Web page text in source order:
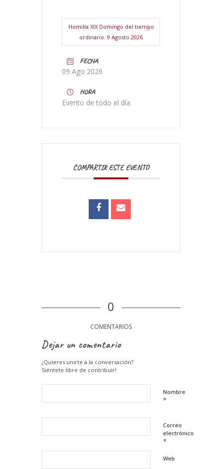
Homilía XIX Domingo del tiempo
ordinario. 9 Agosto 2026
FECHA
09 Ago 2026
HORA
Evento de todo el día
COMPARTIR ESTE EVENTO
0
COMENTARIOS
Dejar un comentario
¿Quieres unirte a la conversación?
Siéntete libre de contribuir!
Nombre
*
Correo
electrónico
*
Web